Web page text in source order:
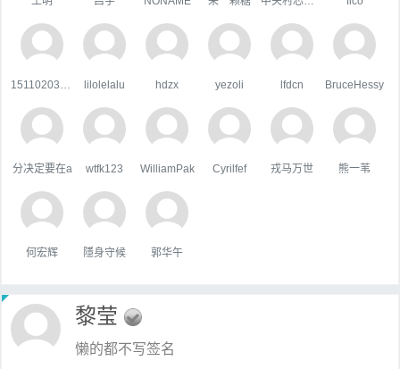
lilolelalu hdzx yezoli lfdcn BruceHessy
分决定要在a wtfk123 WilliamPak Cyrilfef 戎马万世 熊一苇
何宏辉 隱身守候 郭华午
黎莹
懒的都不写签名